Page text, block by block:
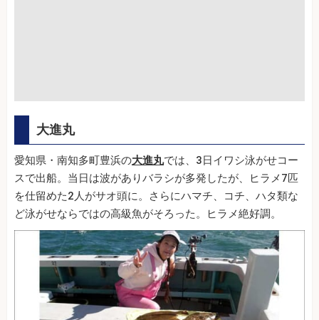
大進丸
愛知県・南知多町豊浜の大進丸では、3日イワシ泳がせコー
スで出船。当日は波がありバラシが多発したが、ヒラメ7匹
を仕留めた2人がサオ頭に。さらにハマチ、コチ、ハタ類な
ど泳がせならではの高級魚がそろった。ヒラメ絶好調。